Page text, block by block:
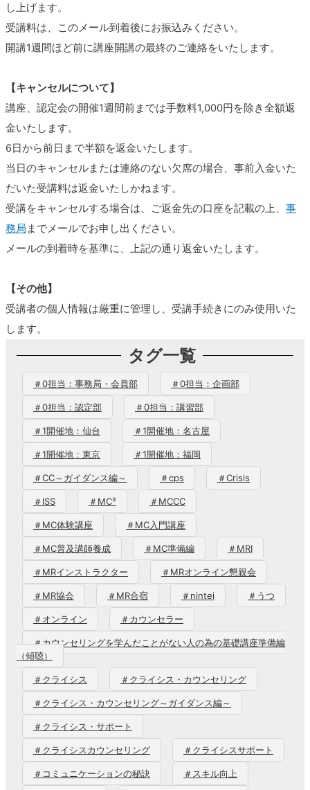
し上げます。
受講料は、このメール到着後にお振込みください。
開講1週間ほど前に講座開講の最終のご連絡をいたします。
【キャンセルについて】
講座、認定会の開催1週間前までは手数料1,000円を除き全額返
金いたします。
6日から前日まで半額を返金いたします。
当日のキャンセルまたは連絡のない欠席の場合、事前入金いた
だいた受講料は返金いたしかねます。
受講をキャンセルする場合は、ご返金先の口座を記載の上、 事
務局 までメールでお申し出ください。
メールの到着時を基準に、上記の通り返金いたします。
【その他】
受講者の個人情報は厳重に管理し、受講手続きにのみ使用いた
します。
タグ一覧
＃0担当：事務局・会員部 ＃0担当：企画部
＃0担当：認定部 ＃0担当：講習部
＃1開催地：仙台 ＃1開催地：名古屋
＃1開催地：東京 ＃1開催地：福岡
＃CC～ガイダンス編～ ＃cps ＃Crisis
＃ISS ＃MC³ ＃MCCC
＃MC体験講座 ＃MC入門講座
＃MC普及講師養成 ＃MC準備編 ＃MRI
＃MRインストラクター ＃MRオンライン懇親会
＃MR協会 ＃MR合宿 ＃nintei ＃うつ
＃オンライン ＃カウンセラー
＃カウンセリングを学んだことがない人の為の基礎講座準備編
（傾聴）
＃クライシス ＃クライシス・カウンセリング
＃クライシス・カウンセリング～ガイダンス編～
＃クライシス・サポート
＃クライシスカウンセリング ＃クライシスサポート
＃コミュニケーションの秘訣 ＃スキル向上